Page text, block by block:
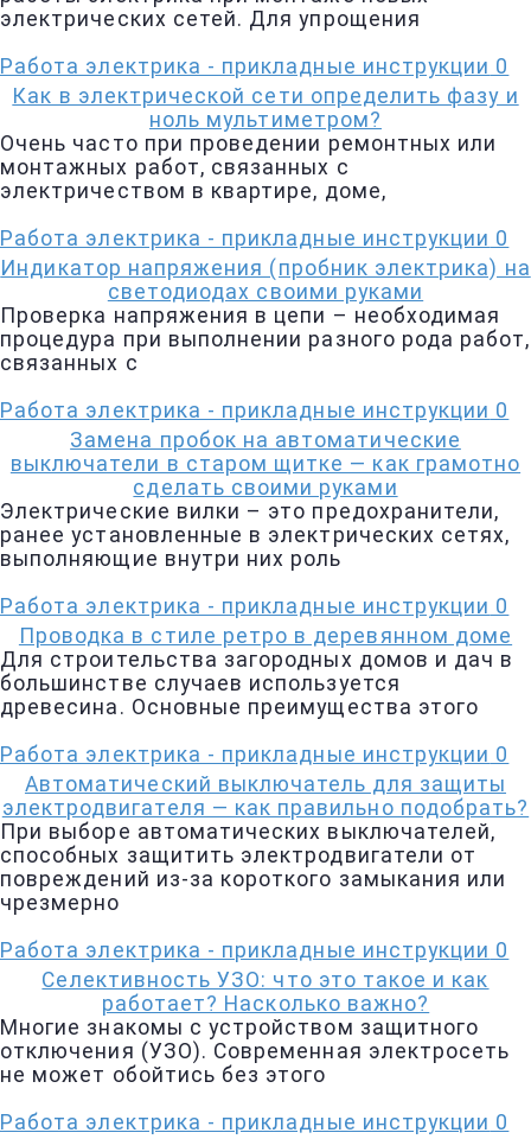
электрических сетей. Для упрощения
Работа электрика - прикладные инструкции 0
Как в электрической сети определить фазу и
ноль мультиметром?
Очень часто при проведении ремонтных или
монтажных работ, связанных с
электричеством в квартире, доме,
Работа электрика - прикладные инструкции 0
Индикатор напряжения (пробник электрика) на
светодиодах своими руками
Проверка напряжения в цепи – необходимая
процедура при выполнении разного рода работ,
связанных с
Работа электрика - прикладные инструкции 0
Замена пробок на автоматические
выключатели в старом щитке — как грамотно
сделать своими руками
Электрические вилки – это предохранители,
ранее установленные в электрических сетях,
выполняющие внутри них роль
Работа электрика - прикладные инструкции 0
Проводка в стиле ретро в деревянном доме
Для строительства загородных домов и дач в
большинстве случаев используется
древесина. Основные преимущества этого
Работа электрика - прикладные инструкции 0
Автоматический выключатель для защиты
электродвигателя — как правильно подобрать?
При выборе автоматических выключателей,
способных защитить электродвигатели от
повреждений из-за короткого замыкания или
чрезмерно
Работа электрика - прикладные инструкции 0
Селективность УЗО: что это такое и как
работает? Насколько важно?
Многие знакомы с устройством защитного
отключения (УЗО). Современная электросеть
не может обойтись без этого
Работа электрика - прикладные инструкции 0